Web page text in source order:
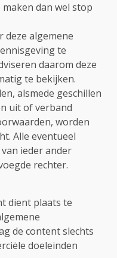
dan wel stop
deze algemene
te
daarom deze
te bekijken.
alsmede geschillen
uit of verband
worden
Alle eventueel
ieder ander
rechter.
dient plaats te
de content slechts
doeleinden